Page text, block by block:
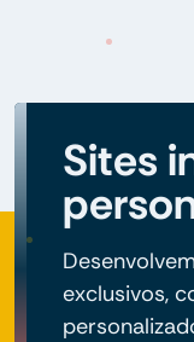
Sites
exclusivos,